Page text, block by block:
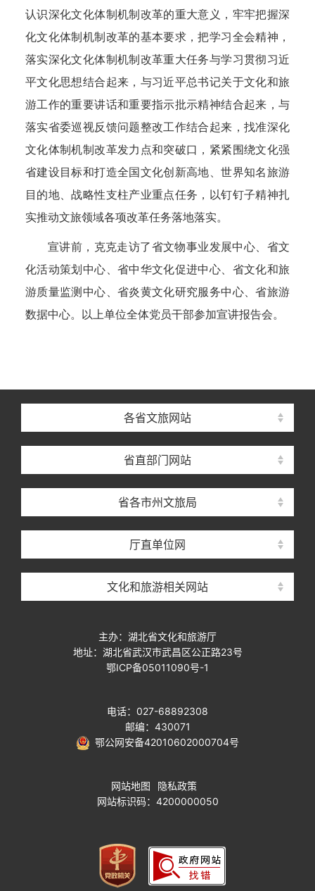
认识深化文化体制机制改革的重大意义，牢牢把握深
化文化体制机制改革的基本要求，把学习全会精神，
落实深化文化体制机制改革重大任务与学习贯彻习近
平文化思想结合起来，与习近平总书记关于文化和旅
游工作的重要讲话和重要指示批示精神结合起来，与
落实省委巡视反馈问题整改工作结合起来，找准深化
文化体制机制改革发力点和突破口，紧紧围绕文化强
省建设目标和打造全国文化创新高地、世界知名旅游
目的地、战略性支柱产业重点任务，以钉钉子精神扎
实推动文旅领域各项改革任务落地落实。
宣讲前，克克走访了省文物事业发展中心、省文
化活动策划中心、省中华文化促进中心、省文化和旅
游质量监测中心、省炎黄文化研究服务中心、省旅游
数据中心。以上单位全体党员干部参加宣讲报告会。
各省文旅网站
省直部门网站
省各市州文旅局
厅直单位网
文化和旅游相关网站
主办：湖北省文化和旅游厅
地址：湖北省武汉市武昌区公正路23号
鄂ICP备05011090号-1
电话：027-68892308
邮编：430071
鄂公网安备42010602000704号
网站地图
隐私政策
网站标识码：4200000050